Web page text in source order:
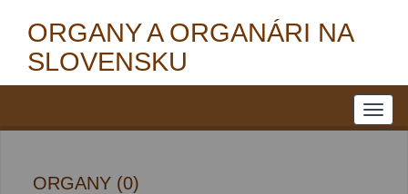
ORGANY A ORGANÁRI NA
SLOVENSKU
ORGANY (0)